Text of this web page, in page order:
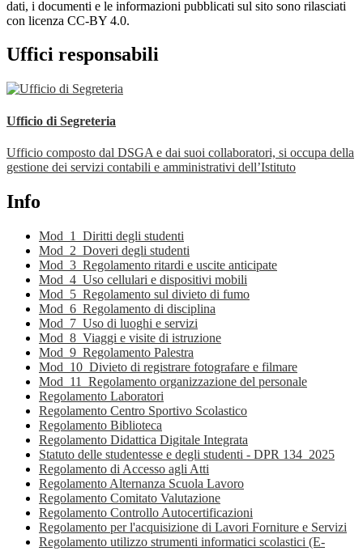
dati, i documenti e le informazioni pubblicati sul sito sono rilasciati
con licenza CC-BY 4.0.
Uffici responsabili
Ufficio di Segreteria
Ufficio composto dal DSGA e dai suoi collaboratori, si occupa della
gestione dei servizi contabili e amministrativi dell’Istituto
Info
Mod_1_Diritti degli studenti
Mod_2_Doveri degli studenti
Mod_3_Regolamento ritardi e uscite anticipate
Mod_4_Uso cellulari e dispositivi mobili
Mod_5_Regolamento sul divieto di fumo
Mod_6_Regolamento di disciplina
Mod_7_Uso di luoghi e servizi
Mod_8_Viaggi e visite di istruzione
Mod_9_Regolamento Palestra
Mod_10_Divieto di registrare fotografare e filmare
Mod_11_Regolamento organizzazione del personale
Regolamento Laboratori
Regolamento Centro Sportivo Scolastico
Regolamento Biblioteca
Regolamento Didattica Digitale Integrata
Statuto delle studentesse e degli studenti - DPR 134_2025
Regolamento di Accesso agli Atti
Regolamento Alternanza Scuola Lavoro
Regolamento Comitato Valutazione
Regolamento Controllo Autocertificazioni
Regolamento per l'acquisizione di Lavori Forniture e Servizi
Regolamento utilizzo strumenti informatici scolastici (E-